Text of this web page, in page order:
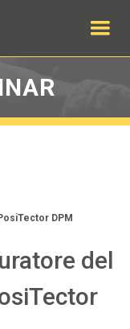
DPM
del